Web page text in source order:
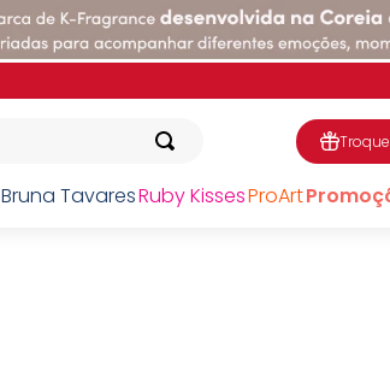
Bruna TavaresRuby KissesProArt